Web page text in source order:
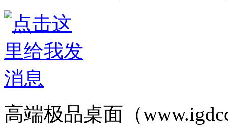
高端极品桌面（